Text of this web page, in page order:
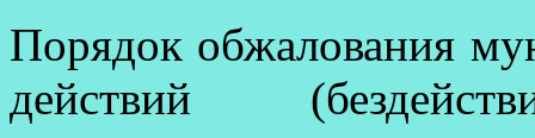
Порядок обжалования
действий